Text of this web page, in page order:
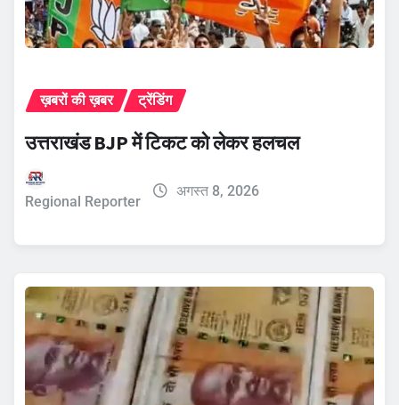
ख़बरों की ख़बर ट्रेंडिंग
उत्तराखंड BJP में टिकट को लेकर हलचल
Regional Reporter
अगस्त 8, 2026